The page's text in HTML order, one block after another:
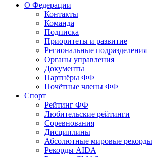
О Федерации
Контакты
Команда
Подписка
Приоритеты и развитие
Региональные подразделения
Органы управления
Документы
Партнёры ФФ
Почётные члены ФФ
Спорт
Рейтинг ФФ
Любительские рейтинги
Соревнования
Дисциплины
Абсолютные мировые рекорды
Рекорды AIDA